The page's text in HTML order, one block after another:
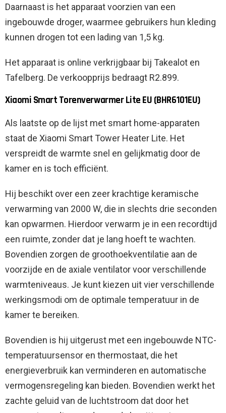
Daarnaast is het apparaat voorzien van een
ingebouwde droger, waarmee gebruikers hun kleding
kunnen drogen tot een lading van 1,5 kg.
Het apparaat is online verkrijgbaar bij Takealot en
Tafelberg. De verkoopprijs bedraagt ​​R2.899.
Xiaomi Smart Torenverwarmer Lite EU (BHR6101EU)
Als laatste op de lijst met smart home-apparaten
staat de Xiaomi Smart Tower Heater Lite. Het
verspreidt de warmte snel en gelijkmatig door de
kamer en is toch efficiënt.
Hij beschikt over een zeer krachtige keramische
verwarming van 2000 W, die in slechts drie seconden
kan opwarmen. Hierdoor verwarm je in een recordtijd
een ruimte, zonder dat je lang hoeft te wachten.
Bovendien zorgen de groothoekventilatie aan de
voorzijde en de axiale ventilator voor verschillende
warmteniveaus. Je kunt kiezen uit vier verschillende
werkingsmodi om de optimale temperatuur in de
kamer te bereiken.
Bovendien is hij uitgerust met een ingebouwde NTC-
temperatuursensor en thermostaat, die het
energieverbruik kan verminderen en automatische
vermogensregeling kan bieden. Bovendien werkt het
zachte geluid van de luchtstroom dat door het